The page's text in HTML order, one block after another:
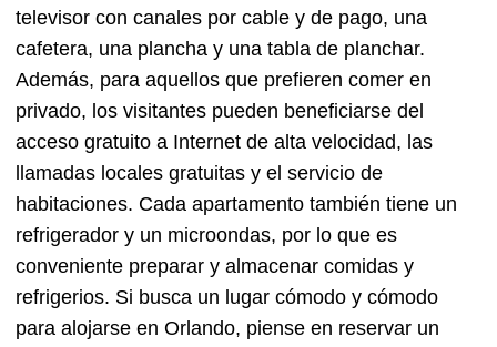
televisor con canales por cable y de pago, una
cafetera, una plancha y una tabla de planchar.
Además, para aquellos que prefieren comer en
privado, los visitantes pueden beneficiarse del
acceso gratuito a Internet de alta velocidad, las
llamadas locales gratuitas y el servicio de
habitaciones. Cada apartamento también tiene un
refrigerador y un microondas, por lo que es
conveniente preparar y almacenar comidas y
refrigerios. Si busca un lugar cómodo y cómodo
para alojarse en Orlando, piense en reservar un